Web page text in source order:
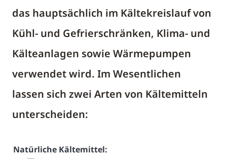
das hauptsächlich im Kältekreislauf von
Kühl- und Gefrierschränken, Klima- und
Kälteanlagen sowie Wärmepumpen
verwendet wird. Im Wesentlichen
lassen sich zwei Arten von Kältemitteln
unterscheiden:
Natürliche Kältemittel: